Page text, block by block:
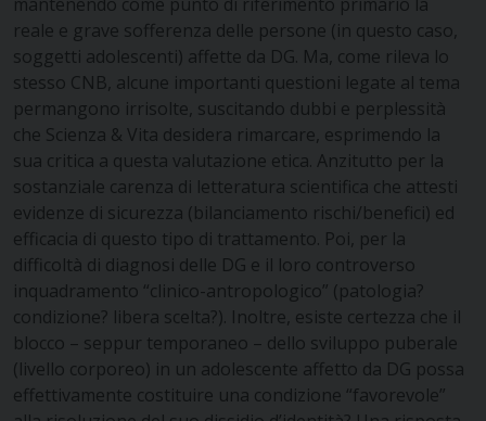
reale e grave sofferenza delle persone (in questo caso,
soggetti adolescenti) affette da DG. Ma, come rileva lo
stesso CNB, alcune importanti questioni legate al tema
permangono irrisolte, suscitando dubbi e perplessità
che Scienza & Vita desidera rimarcare, esprimendo la
sua critica a questa valutazione etica. Anzitutto per la
sostanziale carenza di letteratura scientifica che attesti
evidenze di sicurezza (bilanciamento rischi/benefici) ed
efficacia di questo tipo di trattamento. Poi, per la
difficoltà di diagnosi delle DG e il loro controverso
inquadramento “clinico-antropologico” (patologia?
condizione? libera scelta?). Inoltre, esiste certezza che il
blocco – seppur temporaneo – dello sviluppo puberale
(livello corporeo) in un adolescente affetto da DG possa
effettivamente costituire una condizione “favorevole”